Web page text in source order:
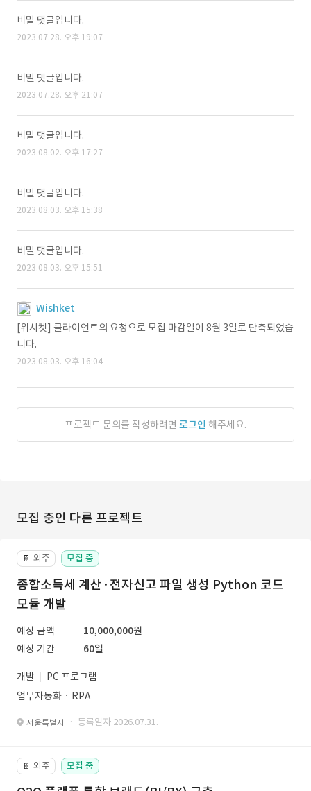
비밀 댓글입니다.
2023.07.28. 오후 19:07
비밀 댓글입니다.
2023.07.28. 오후 21:07
비밀 댓글입니다.
2023.08.02. 오후 17:27
비밀 댓글입니다.
2023.08.03. 오후 15:38
비밀 댓글입니다.
2023.08.03. 오후 15:51
Wishket
[위시켓] 클라이언트의 요청으로 모집 마감일이 8월 3일로 단축되었습
니다.
2023.08.03. 오후 16:04
프로젝트 문의를 작성하려면 로그인 해주세요.
모집 중인 다른 프로젝트
📔 외주 모집 중
종합소득세 계산·전자신고 파일 생성 Python 코드
모듈 개발
예상 금액
10,000,000원
예상 기간
60일
개발
PC 프로그램
업무자동화ㆍRPA
서울특별시 · 등록일자 2026.07.31.
📔 외주 모집 중